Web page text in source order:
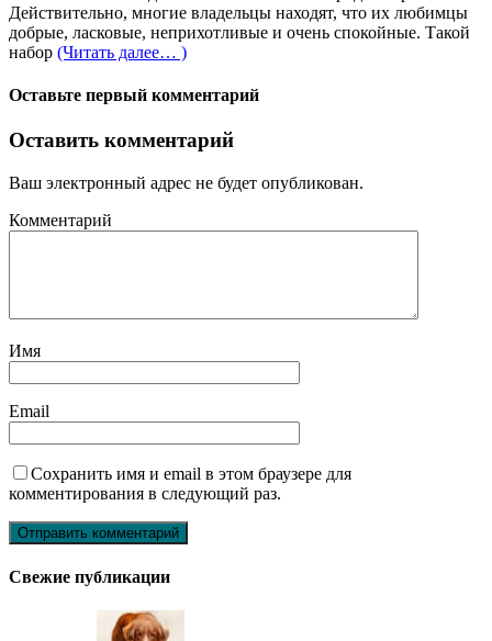
Действительно, многие владельцы находят, что их любимцы
добрые, ласковые, неприхотливые и очень спокойные. Такой
набор (Читать далее… )
Оставьте первый комментарий
Оставить комментарий
Ваш электронный адрес не будет опубликован.
Комментарий
Имя
Email
Сохранить имя и email в этом браузере для
комментирования в следующий раз.
Свежие публикации